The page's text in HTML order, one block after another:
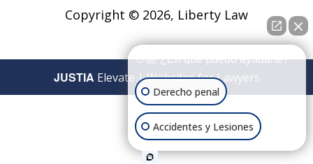
Copyright © 2026, Liberty Law
JUSTIA Elevate | Websites for Lawyers
👋🏼 ¿En qué puedo ayudarte?
Derecho penal
Accidentes y Lesiones